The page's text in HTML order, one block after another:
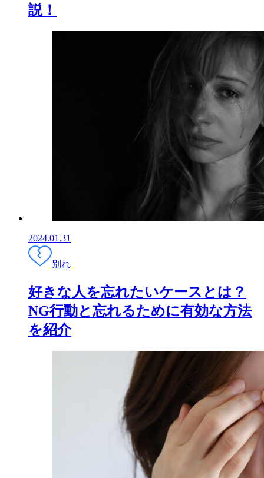
説！
2024.01.31
別れ
好きな人を忘れたいケースとは？
NG行動と忘れるために有効な方法
を紹介